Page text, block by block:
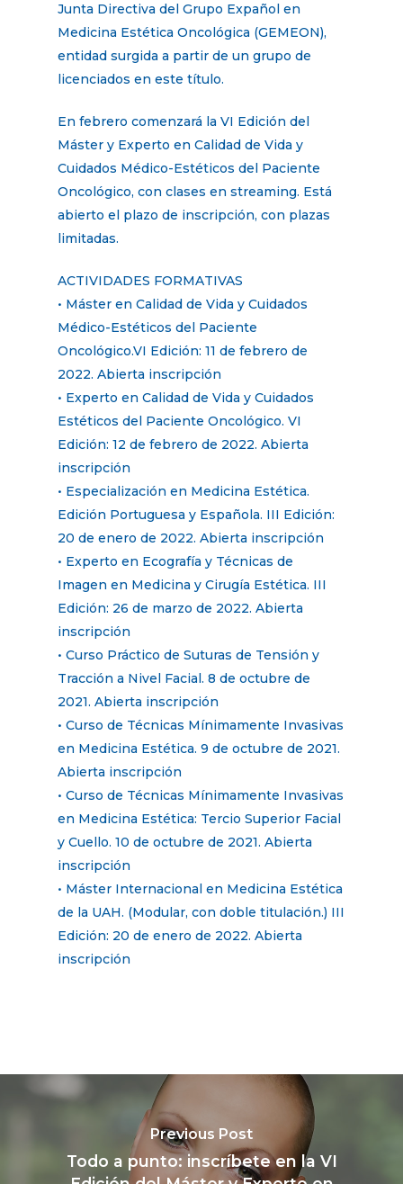
Junta Directiva del Grupo Expañol en
Medicina Estética Oncológica (GEMEON),
entidad surgida a partir de un grupo de
licenciados en este título.
En febrero comenzará la VI Edición del
Máster y Experto en Calidad de Vida y
Cuidados Médico-Estéticos del Paciente
Oncológico, con clases en streaming. Está
abierto el plazo de inscripción, con plazas
limitadas.
ACTIVIDADES FORMATIVAS
• Máster en Calidad de Vida y Cuidados
Médico-Estéticos del Paciente
Oncológico.VI Edición: 11 de febrero de
2022. Abierta inscripción
• Experto en Calidad de Vida y Cuidados
Estéticos del Paciente Oncológico. VI
Edición: 12 de febrero de 2022. Abierta
inscripción
• Especialización en Medicina Estética.
Edición Portuguesa y Española. III Edición:
20 de enero de 2022. Abierta inscripción
• Experto en Ecografía y Técnicas de
Imagen en Medicina y Cirugía Estética. III
Edición: 26 de marzo de 2022. Abierta
inscripción
• Curso Práctico de Suturas de Tensión y
Tracción a Nivel Facial. 8 de octubre de
2021. Abierta inscripción
• Curso de Técnicas Mínimamente Invasivas
en Medicina Estética. 9 de octubre de 2021.
Abierta inscripción
• Curso de Técnicas Mínimamente Invasivas
en Medicina Estética: Tercio Superior Facial
y Cuello. 10 de octubre de 2021. Abierta
inscripción
• Máster Internacional en Medicina Estética
de la UAH. (Modular, con doble titulación.) III
Edición: 20 de enero de 2022. Abierta
inscripción
Previous Post
Todo a punto: inscríbete en la VI